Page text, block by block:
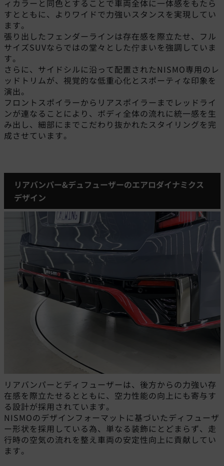
ィカラーと同色とすることで車両全体に一体感をもたら
すとともに、よりワイドで力強いスタンスを実現してい
ます。
張り出したフェンダーラインは存在感を際立たせ、フル
サイズSUVならではの堂々とした佇まいを強調していま
す。
さらに、サイドシルに沿って配置されたNISMO専用のレ
ッドトリムが、視覚的な低重心化とスポーティな印象を
演出。
フロントスポイラーからリアスポイラーまでレッドライ
ンが連なることにより、ボディ全体の流れに統一感を生
み出し、細部にまでこだわり抜かれたスタイリングを完
成させています。
リアバンパー&デュフューザーのエアロダイナミクス
デザイン
リアバンパーとディフューザーは、後方からの力強い存
在感を際立たせるとともに、空力性能の向上にも寄与す
る設計が採用されています。
NISMOのデザインフォーマットに基づいたディフューザ
ー形状を採用している為、単なる装飾にとどまらず、走
行時の空気の流れを整え車両の安定性向上に貢献してい
ます。